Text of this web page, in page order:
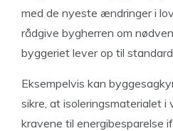
med de nyeste ændringer i
rådgive bygherren om
byggeriet lever op til
Eksempelvis kan
sikre, at isoleringsmaterialet
kravene til energibesparelse